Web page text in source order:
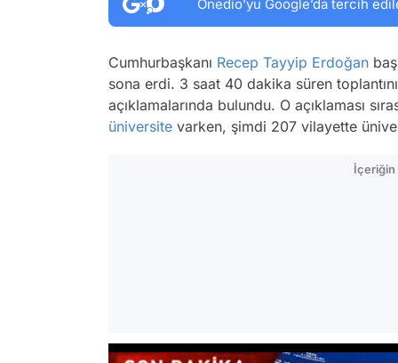
Onedio’yu Google’da tercih
Cumhurbaşkanı Recep Tayyip Erdoğan
sona erdi. 3 saat 40 dakika süren
açıklamalarında bulundu. O açıklaması
üniversite varken, şimdi 207 vilayette
İçeriğin